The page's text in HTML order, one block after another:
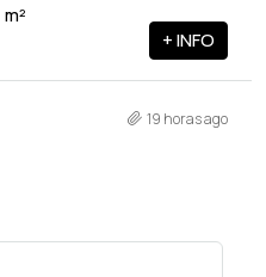
m²
+ INFO
19 horas ago